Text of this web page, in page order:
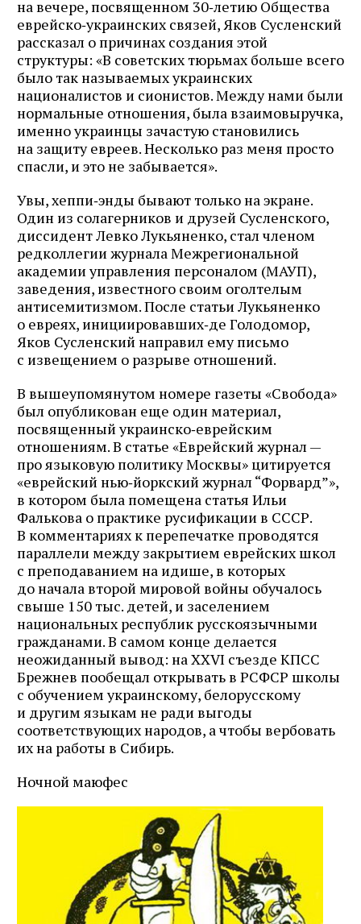
на вечере, посвященном 30‑летию Общества
еврейско‑украинских связей, Яков Сусленский
рассказал о причинах создания этой
структуры: «В советских тюрьмах больше всего
было так называемых украинских
националистов и сионистов. Между нами были
нормальные отношения, была взаимовыручка,
именно украинцы зачастую становились
на защиту евреев. Несколько раз меня просто
спасли, и это не забывается».
Увы, хеппи‑энды бывают только на экране.
Один из солагерников и друзей Сусленского,
диссидент Левко Лукьяненко, стал членом
редколлегии журнала Межрегиональной
академии управления персоналом (МАУП),
заведения, известного своим оголтелым
антисемитизмом. После статьи Лукьяненко
о евреях, инициировавших‑де Голодомор,
Яков Сусленский направил ему письмо
с извещением о разрыве отношений.
В вышеупомянутом номере газеты «Свобода»
был опубликован еще один материал,
посвященный украинско‑еврейским
отношениям. В статье «Еврейский журнал —
про языковую политику Москвы» цитируется
«еврейский нью‑йоркский журнал “Форвард”»,
в котором была помещена статья Ильи
Фалькова о практике русификации в СССР.
В комментариях к перепечатке проводятся
параллели между закрытием еврейских школ
с преподаванием на идише, в которых
до начала второй мировой войны обу­чалось
свыше 150 тыс. детей, и заселением
национальных республик русскоязычными
гражданами. В самом конце делается
неожиданный вывод: на XXVI съезде КПСС
Брежнев по­обещал открывать в РСФСР школы
с обучением украинскому, белорусскому
и другим языкам не ради выгоды
соответствующих народов, а чтобы вербовать
их на работы в Сибирь.
Ночной маюфес